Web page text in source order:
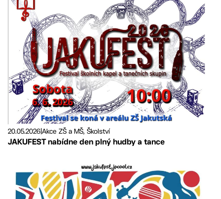
20.05.2026Akce ZŠ a MŠ, Školství
JAKUFEST nabídne den plný hudby a tance